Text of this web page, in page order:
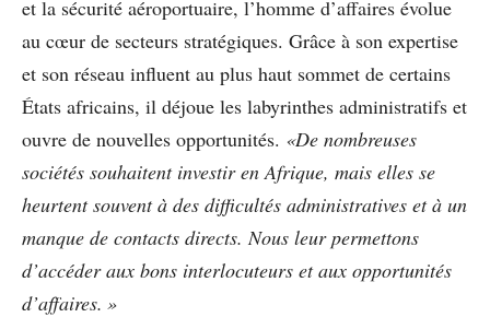
et la sécurité aéroportuaire, l’homme d’affaires évolue
au cœur de secteurs stratégiques. Grâce à son expertise
et son réseau influent au plus haut sommet de certains
États africains, il déjoue les labyrinthes administratifs et
ouvre de nouvelles opportunités. «De nombreuses
sociétés souhaitent investir en Afrique, mais elles se
heurtent souvent à des difficultés administratives et à un
manque de contacts directs. Nous leur permettons
d’accéder aux bons interlocuteurs et aux opportunités
d’affaires. »